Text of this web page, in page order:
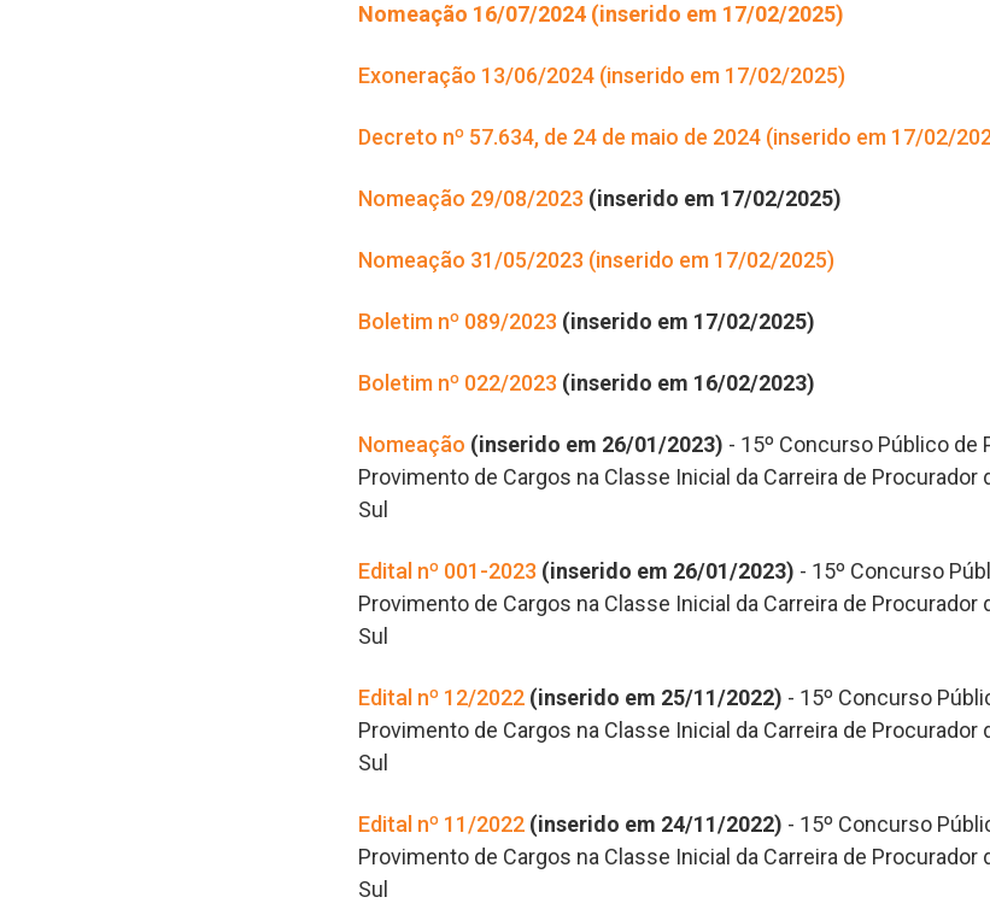
Nomeação 16/07/2024 (inserido em 17/02/2025)
Exoneração 13/06/2024 (inserido em 17/02/2025)
Decreto nº 57.634, de 24 de maio de 2024 (inserido em 17/02/
Nomeação 29/08/2023 (inserido em 17/02/2025)
Nomeação 31/05/2023 (inserido em 17/02/2025)
Boletim nº 089/2023 (inserido em 17/02/2025)
Boletim nº 022/2023 (inserido em 16/02/2023)
Nomeação (inserido em 26/01/2023) - 15º Concurso Público de
Provimento de Cargos na Classe Inicial da Carreira de Procurador
Sul
Edital nº 001-2023 (inserido em 26/01/2023) - 15º Concurso
Provimento de Cargos na Classe Inicial da Carreira de Procurador
Sul
Edital nº 12/2022 (inserido em 25/11/2022) - 15º Concurso
Provimento de Cargos na Classe Inicial da Carreira de Procurador
Sul
Edital nº 11/2022 (inserido em 24/11/2022) - 15º Concurso
Provimento de Cargos na Classe Inicial da Carreira de Procurador
Sul